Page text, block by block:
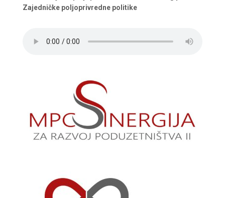
Zajedničke poljoprivredne politike